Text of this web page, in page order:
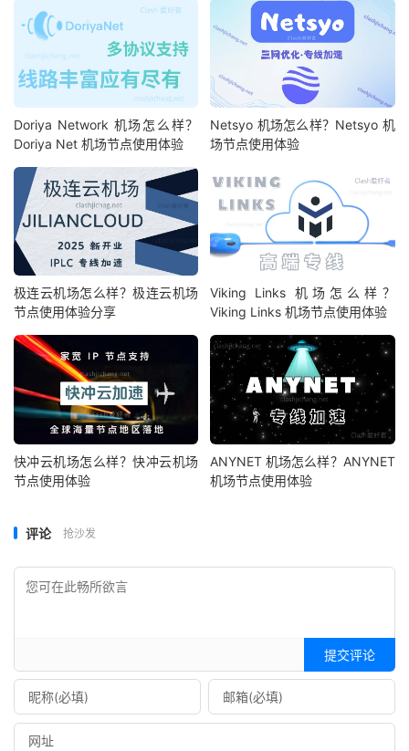
Doriya Network 机场怎么样？
Doriya Net 机场节点使用体验
Netsyo 机场怎么样？Netsyo 机
场节点使用体验
极连云机场怎么样？极连云机场
节点使用体验分享
Viking Links 机场怎么样？
Viking Links 机场节点使用体验
快冲云机场怎么样？快冲云机场
节点使用体验
ANYNET 机场怎么样？ANYNET
机场节点使用体验
评论 抢沙发
提交评论